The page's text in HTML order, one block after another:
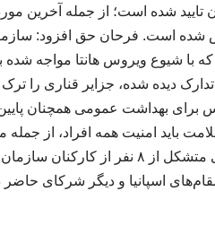
شناسایی شده که ۷ مورد آن تایید شده
شده است. فرحان حق افزود:
شیوع ویروس هانتا مواجه شده
دیده شده، جزایر قناری را
بهداشت عمومی همچنان
باید امنیت همه افراد، از
تضمین کند. فرحان حق ادامه داد: تیمی
اسپانیا و دیگر شرکای